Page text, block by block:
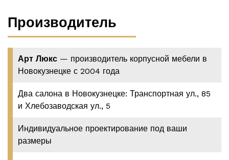
Производитель
Арт Люкс — производитель корпусной мебели в
Новокузнецке с 2004 года
Два салона в Новокузнецке: Транспортная ул., 85
и Хлебозаводская ул., 5
Индивидуальное проектирование под ваши
размеры